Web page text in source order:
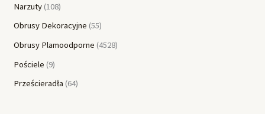
Narzuty 108
Obrusy Dekoracyjne 55
Obrusy Plamoodporne 4528
Pościele 9
Prześcieradła 64